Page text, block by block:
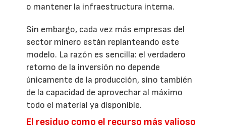
o mantener la infraestructura interna.
Sin embargo, cada vez más empresas del
sector minero están replanteando este
modelo. La razón es sencilla: el verdadero
retorno de la inversión no depende
únicamente de la producción, sino también
de la capacidad de aprovechar al máximo
todo el material ya disponible.
El residuo como el recurso más valioso